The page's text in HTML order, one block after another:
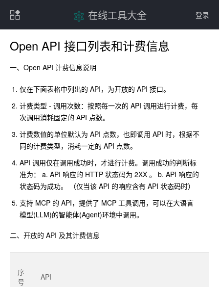
登录
在线工具大全
Open API 接口列表和计费信息
一、Open API 计费信息说明
仅在下面表格中列出的 API，为开放的 API 接口。
计费类型 - 调用次数：按照每一次的 API 调用进行计费，每
次调用消耗固定的 API 点数。
计费数值的单位默认为 API 点数，也即调用 API 时，根据不
同的计费类型，消耗一定的 API 点数。
API 调用仅在调用成功时，才进行计费。调用成功的判断标
准为： a. API 响应的 HTTP 状态码为 2XX 。 b. API 响应的
状态码为成功。 （仅当该 API 的响应含有 API 状态码时）
支持 MCP 的 API，提供了 MCP 工具调用，可以在大语言
模型(LLM)的智能体(Agent)环境中调用。
二、开放的 API 及其计费信息
序
号
API